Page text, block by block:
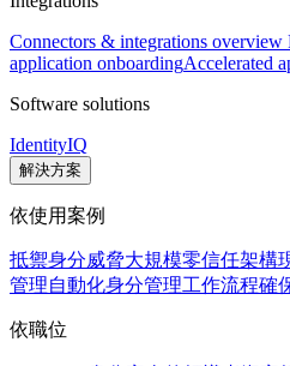
Connectors & integrations overview
application onboardingAccelerated
Software solutions
IdentityIQ
解決方案
依使用案例
抵禦身分威脅大規模零信任架構
管理自動化身分管理工作流程確
依職位